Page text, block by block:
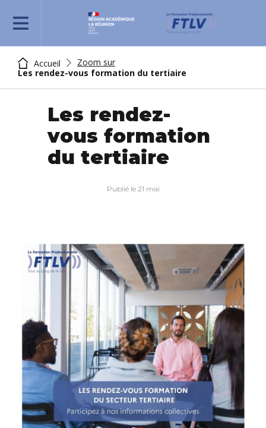
REJOIGNEZ-NOUS
Accueil
Zoom sur
Les rendez-vous formation du tertiaire
Les rendez-
vous formation
du tertiaire
Publié le 21 mai